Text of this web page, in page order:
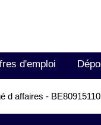
d'emploi
d affaires -